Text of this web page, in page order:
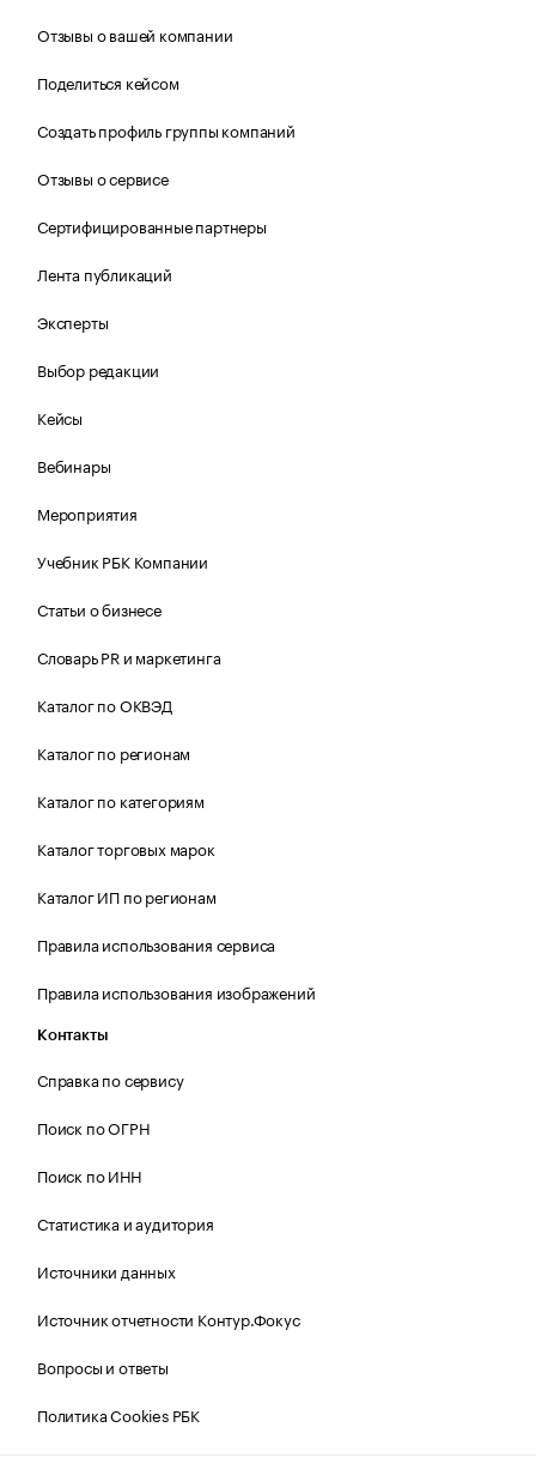
Отзывы о вашей компании
Поделиться кейсом
Создать профиль группы компаний
Отзывы о сервисе
Сертифицированные партнеры
Лента публикаций
Эксперты
Выбор редакции
Кейсы
Вебинары
Мероприятия
Учебник РБК Компании
Статьи о бизнесе
Словарь PR и маркетинга
Каталог по ОКВЭД
Каталог по регионам
Каталог по категориям
Каталог торговых марок
Каталог ИП по регионам
Правила использования сервиса
Правила использования изображений
Контакты
Справка по сервису
Поиск по ОГРН
Поиск по ИНН
Статистика и аудитория
Источники данных
Источник отчетности Контур.Фокус
Вопросы и ответы
Политика Cookies РБК